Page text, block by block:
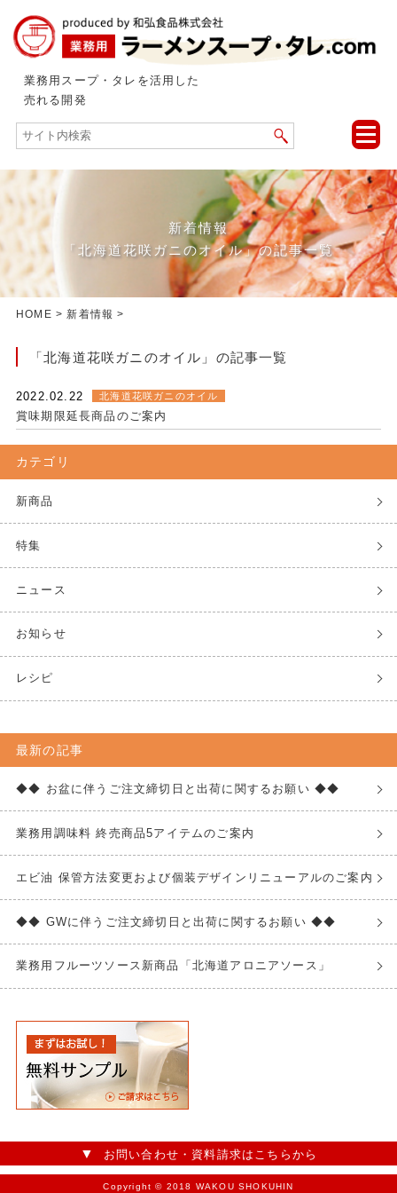
業務用スープ・タレを活用した
売れる開発
toggle
新着情報
「北海道花咲ガニのオイル」の記事一覧
HOME >新着情報 >
「北海道花咲ガニのオイル」の記事一覧
2022.02.22 北海道花咲ガニのオイル
賞味期限延長商品のご案内
カテゴリ
新商品
特集
ニュース
お知らせ
レシピ
最新の記事
◆◆ お盆に伴うご注文締切日と出荷に関するお願い ◆◆
業務用調味料 終売商品5アイテムのご案内
エビ油 保管方法変更および個装デザインリニューアルのご案内
◆◆ GWに伴うご注文締切日と出荷に関するお願い ◆◆
業務用フルーツソース新商品「北海道アロニアソース」
お問い合わせ・資料請求はこちらから
Copyright © 2018 WAKOU SHOKUHIN